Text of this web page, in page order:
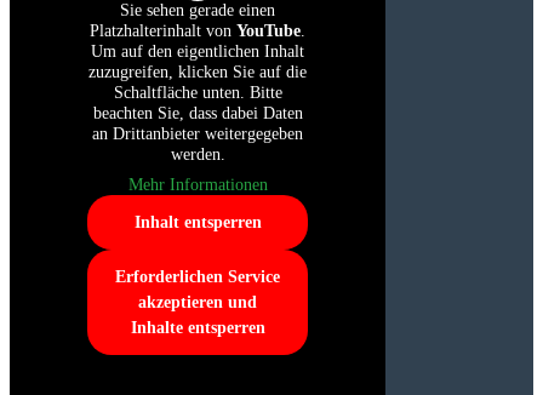
Sie sehen gerade einen
Platzhalterinhalt von YouTube.
Um auf den eigentlichen Inhalt
zuzugreifen, klicken Sie auf die
Schaltfläche unten. Bitte
beachten Sie, dass dabei Daten
an Drittanbieter weitergegeben
werden.
Mehr Informationen
Inhalt entsperren
Erforderlichen Service
akzeptieren und
Inhalte entsperren